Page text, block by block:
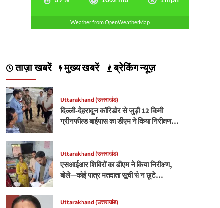
Weather from OpenWeatherMap
ताज़ा खबरें मुख्य खबरें ब्रेकिंग न्यूज़
Uttarakhand (उत्तराखंड)
दिल्ली-देहरादून कॉरिडोर से जुड़ी 12 किमी
ग्रीनफील्ड बाईपास का डीएम ने किया निरीक्षण…
Uttarakhand (उत्तराखंड)
एसआईआर शिविरों का डीएम ने किया निरीक्षण,
बोले—कोई पात्र मतदाता सूची से न छूटे…
Uttarakhand (उत्तराखंड)